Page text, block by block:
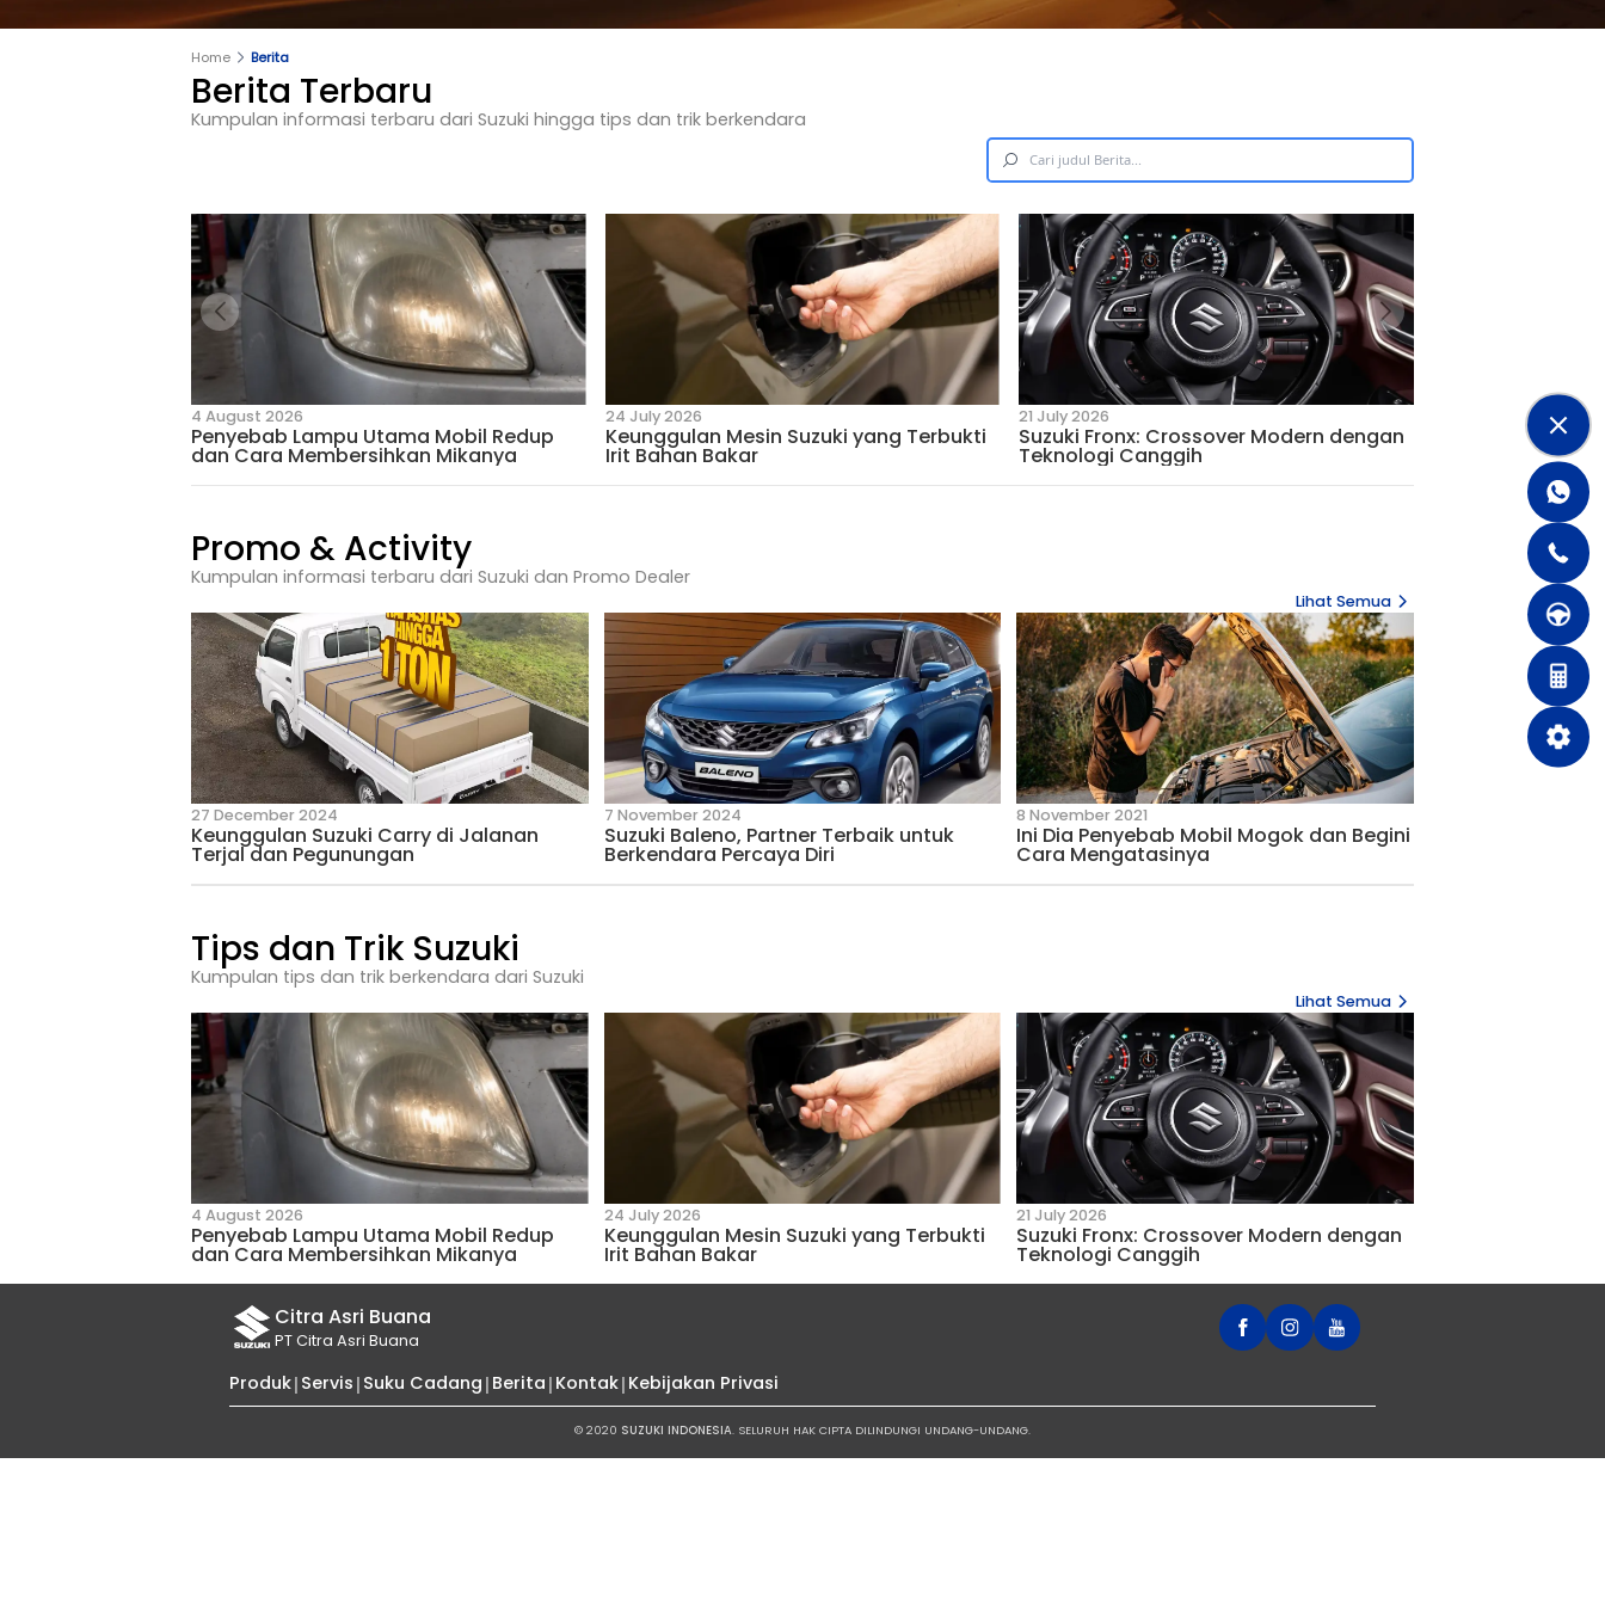
Berita Terbaru
Kumpulan informasi terbaru dari Suzuki hingga tips dan trik berkendara
4 August 2026
Penyebab Lampu Utama Mobil Redup
dan Cara Membersihkan Mikanya
24 July 2026
Keunggulan Mesin Suzuki yang Terbukti
Irit Bahan Bakar
21 July 2026
Suzuki Fronx: Crossover
Teknologi Canggih
Promo & Activity
Kumpulan informasi terbaru dari Suzuki dan Promo Dealer
27 December 2024
Keunggulan Suzuki Carry di Jalanan
Terjal dan Pegunungan
7 November 2024
Suzuki Baleno, Partner Terbaik untuk
Berkendara Percaya Diri
8 November 2021
Ini Dia Penyebab Mobil
Cara Mengatasinya
Tips dan Trik Suzuki
Kumpulan tips dan trik berkendara dari Suzuki